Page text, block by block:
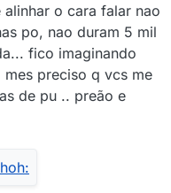
o cara falar nao
po, nao duram 5 mil
fico imaginando
preciso q vcs me
de pu .. preão e